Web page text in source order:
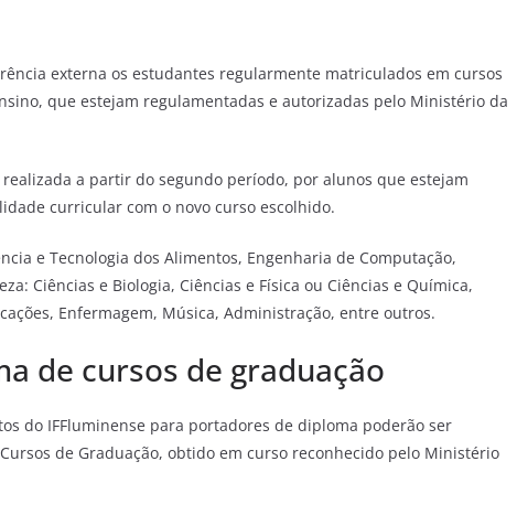
externa os estudantes regularmente matriculados em cursos
que estejam regulamentadas e autorizadas pelo Ministério da
a partir do segundo período, por alunos que estejam
curricular com o novo curso escolhido.
e Tecnologia dos Alimentos, Engenharia de Computação,
Ciências e Biologia, Ciências e Física ou Ciências e Química,
Enfermagem, Música, Administração, entre outros.
de cursos de graduação
do IFFluminense para portadores de diploma poderão ser
de Graduação, obtido em curso reconhecido pelo Ministério